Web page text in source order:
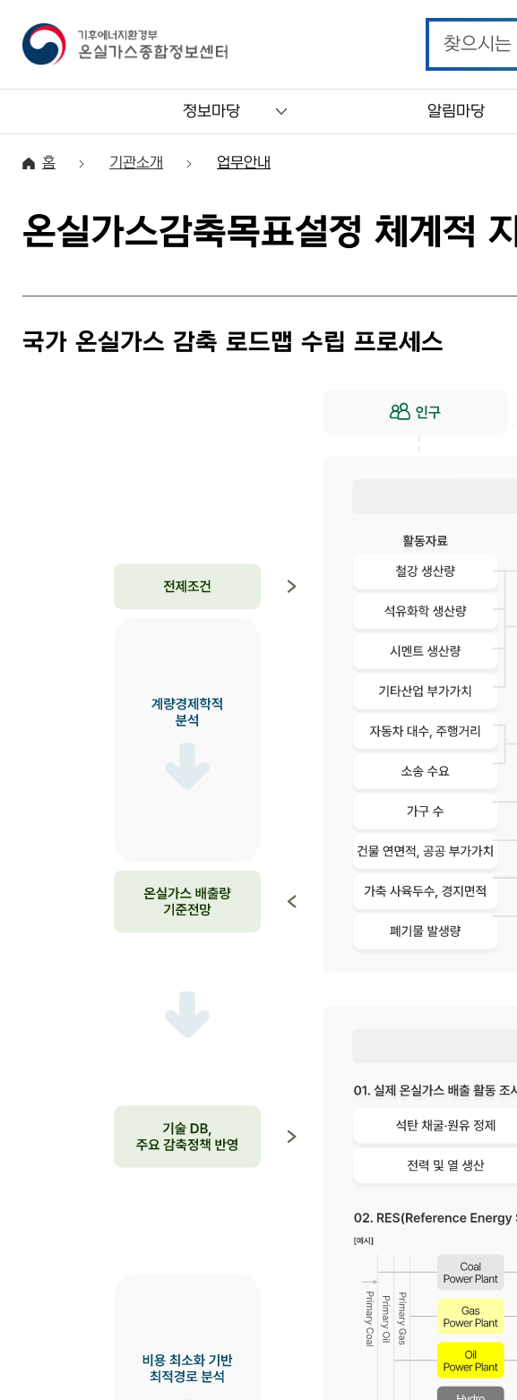
찾으시는
정보마당 알림마당
홈 기관소개 업무안내
온실가스감축목표설정 체계적
국가 온실가스 감축 로드맵 수립 프로세스